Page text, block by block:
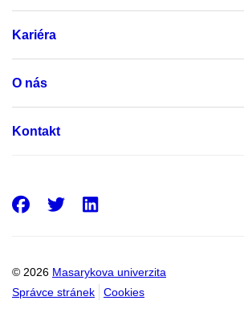
Kariéra
O nás
Kontakt
© 2026 Masarykova univerzita
Správce stránek
Cookies
Facebook
Twitter